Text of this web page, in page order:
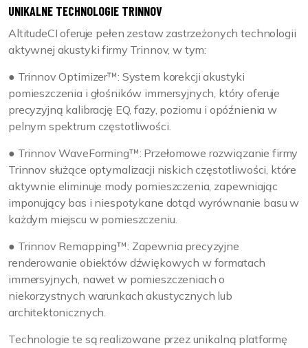
UNIKALNE TECHNOLOGIE TRINNOV
AltitudeCI oferuje pełen zestaw zastrzeżonych technologii
aktywnej akustyki firmy Trinnov, w tym:
● Trinnov Optimizer™: System korekcji akustyki
pomieszczenia i głośników immersyjnych, który oferuje
precyzyjną kalibrację EQ, fazy, poziomu i opóźnienia w
pelnym spektrum częstotliwości.
● Trinnov WaveForming™: Przełomowe rozwiązanie firmy
Trinnov służące optymalizacji niskich częstotliwości, które
aktywnie eliminuje mody pomieszczenia, zapewniając
imponujący bas i niespotykane dotąd wyrównanie basu w
każdym miejscu w pomieszczeniu.
● Trinnov Remapping™: Zapewnia precyzyjne
renderowanie obiektów dźwiękowych w formatach
immersyjnych, nawet w pomieszczeniach o
niekorzystnych warunkach akustycznych lub
architektonicznych.
Technologie te są realizowane przez unikalną platformę